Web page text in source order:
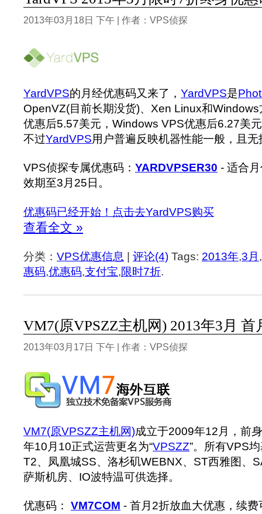
2013年03月18日 下午 | 作者：VPS侦探
YardVPS的月经优惠码又来了， YardVPS是
OpenVZ(目前长期没货)、Xen Linux和
优惠后5.57美元，Windows VPS优惠后6.27美
不过YardVPS用户普遍反映机器性能一般，且
VPS侦探专属优惠码： YARDVPSER30 - 适合
效期至3月25日。
优惠码已经开始！点击去YardVPS购买
查看全文 »
分类： VPS优惠信息 | 评论(4) Tags: 2013年,3月 ,
惠码,优惠码,支付宝,限时7折.
VM7(原VPSZZ主机网) 2013年3月 首
2013年03月17日 下午 | 作者：VPS侦探
VM7(原VPSZZ主机网)成立于2009年12月，前
年10月10正式运营更名为“VPSZZ”。所有VPS
T2、凤凰城SS、洛杉矶WEBNX、ST西雅图、
萨斯机房、IO波特温可供选择。
优惠码： VM7COM - 首月2折放血大优惠，续